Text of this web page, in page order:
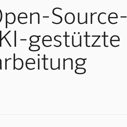
gestützte